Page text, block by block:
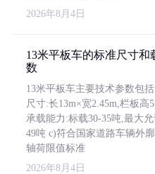
2026年8月4日
13米平板车的标准尺寸和
数
13米平板车主要技术参数包
尺寸:长13m×宽2.45m,栏板高
承载能力:标载30-35吨,最大
49吨 c)符合国家道路车辆外
轴荷限值标准
2026年8月4日